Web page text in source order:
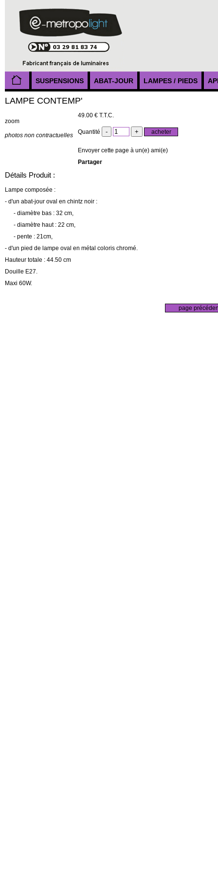
SUSPENSIONS ABAT-JOUR LAMPES / PIEDS
LAMPE CONTEMP'
zoom
photos non contractuelles
49.00 € T.T.C.
Quantité
Envoyer cette page à un(e) ami(e)
Partager
Détails Produit :
Lampe composée :
- d'un abat-jour oval en chintz noir :
- diamètre bas : 32 cm,
- diamètre haut : 22 cm,
- pente : 21cm,
- d'un pied de lampe oval en métal coloris chromé.
Hauteur totale : 44.50 cm
Douille E27.
Maxi 60W.